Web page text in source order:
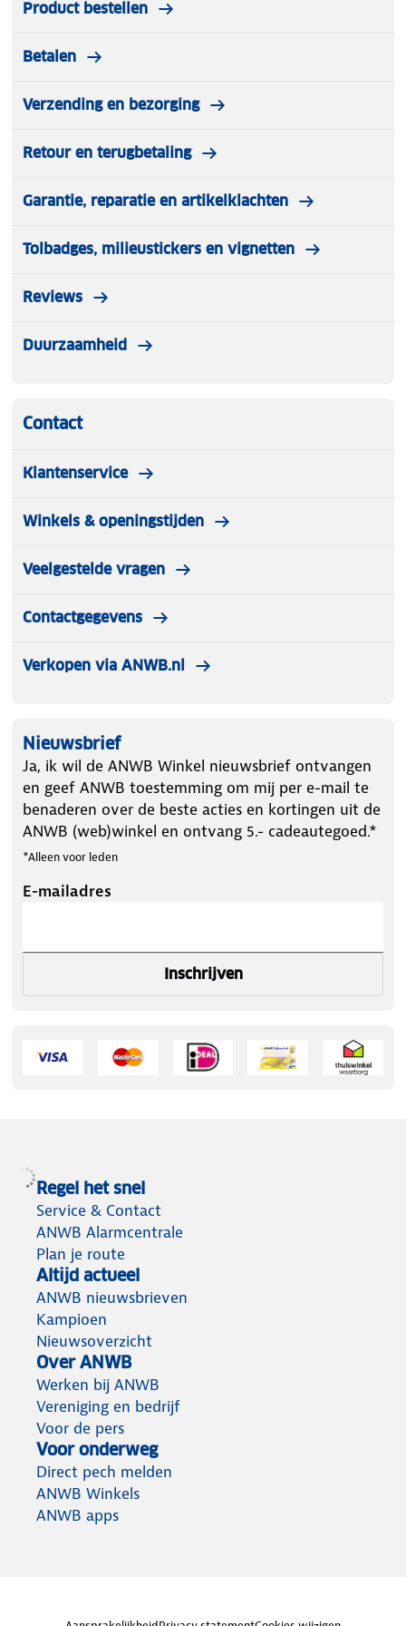
Product bestellen
Betalen
Verzending en bezorging
Retour en terugbetaling
Garantie, reparatie en artikelklachten
Tolbadges, milieustickers en vignetten
Reviews
Duurzaamheid
Contact
Klantenservice
Winkels & openingstijden
Veelgestelde vragen
Contactgegevens
Verkopen via ANWB.nl
Nieuwsbrief
Ja, ik wil de ANWB Winkel nieuwsbrief ontvangen
en geef ANWB toestemming om mij per e-mail te
benaderen over de beste acties en kortingen uit de
ANWB (web)winkel en ontvang 5.- cadeautegoed.*
*Alleen voor leden
E-mailadres
Inschrijven
Regel het snel
Service & Contact
ANWB Alarmcentrale
Plan je route
Altijd actueel
ANWB nieuwsbrieven
Kampioen
Nieuwsoverzicht
Over ANWB
Werken bij ANWB
Vereniging en bedrijf
Voor de pers
Voor onderweg
Direct pech melden
ANWB Winkels
ANWB apps